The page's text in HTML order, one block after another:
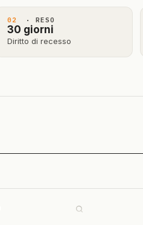
02 · RESO
30 giorni
Diritto di recesso